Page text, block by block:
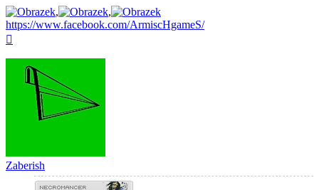
,
,
https://www.facebook.com/ArmiscHgameS/
Zaberish